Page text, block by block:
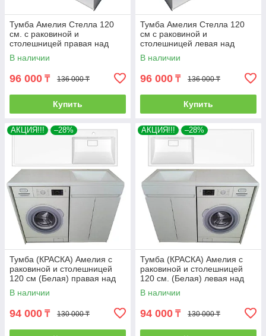
Тумба Амелия Стелла 120
см. с раковиной и
столешницей правая над
стиральной машиной. РФ
В наличии
96 000 ₸ 136 000 ₸
Купить
Тумба Амелия Стелла 120
см с раковиной и
столешницей левая над
стиральной машиной. РФ
В наличии
96 000 ₸ 136 000 ₸
Купить
АКЦИЯ!!! –28%
Тумба (КРАСКА) Амелия с
раковиной и столешницей
120 см (Белая) правая над
стиральной машиной. РФ
В наличии
94 000 ₸ 130 000 ₸
АКЦИЯ!!! –28%
Тумба (КРАСКА) Амелия с
раковиной и столешницей
120 см. (Белая) левая над
стиральной машиной. РФ
В наличии
94 000 ₸ 130 000 ₸